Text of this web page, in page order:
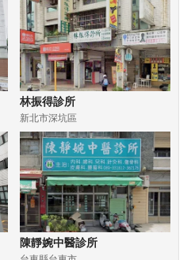
林振得診所
新北市深坑區
陳靜婉中醫診所